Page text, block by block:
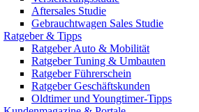
Aftersales Studie
Gebrauchtwagen Sales Studie
Ratgeber & Tipps
Ratgeber Auto & Mobilität
Ratgeber Tuning & Umbauten
Ratgeber Führerschein
Ratgeber Geschäftskunden
Oldtimer und Youngtimer-Tipps